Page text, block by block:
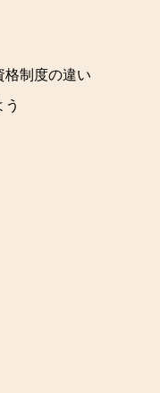
格制度の違い